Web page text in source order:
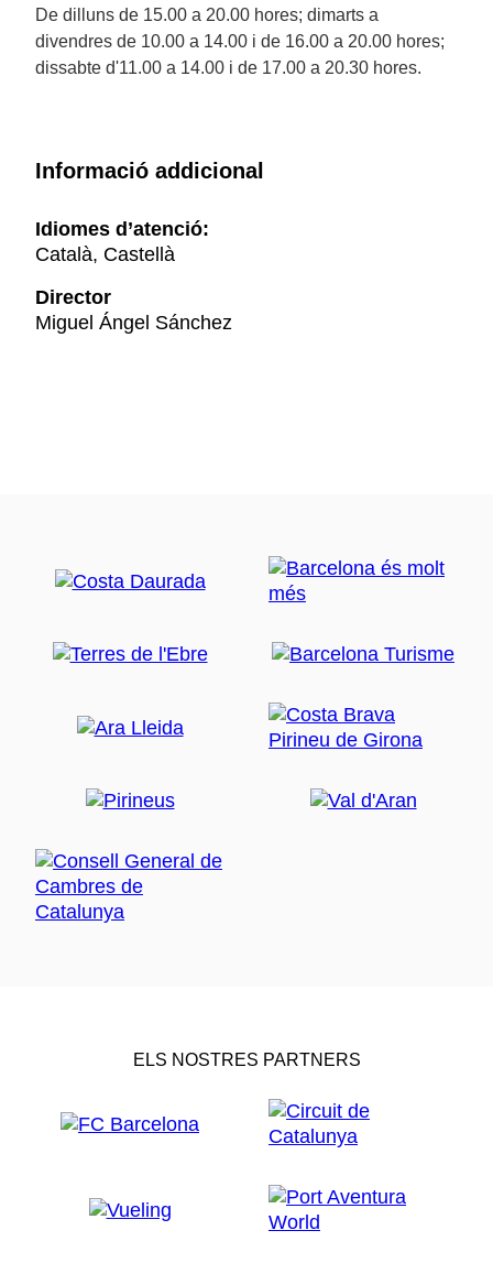
De dilluns de 15.00 a 20.00 hores; dimarts a
divendres de 10.00 a 14.00 i de 16.00 a 20.00 hores;
dissabte d'11.00 a 14.00 i de 17.00 a 20.30 hores.
Informació addicional
Idiomes d’atenció:
Català, Castellà
Director
Miguel Ángel Sánchez
ELS NOSTRES PARTNERS